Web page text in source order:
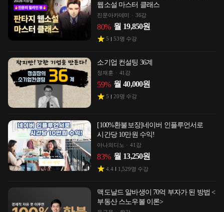
웹소설 마스터 클래스
진문아카데미 36강
80% 월 19,850원
5 53명 수강
소기업 컨설팅 36계
정재훈 41강
59% 월 40,000원
5 20명 수강
[100%환불보장]네이버 인플루언서로
시간당 10만원 수익!
아나의디노 41강
83% 월 13,250원
4.4 1,529명 수강
맥도날드 알바생이 70억 부자가 된 방법 <
부동산 스노우볼 이론>